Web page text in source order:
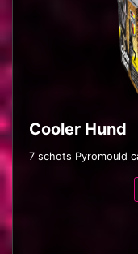
Cooler Hund
7 schots Pyromould